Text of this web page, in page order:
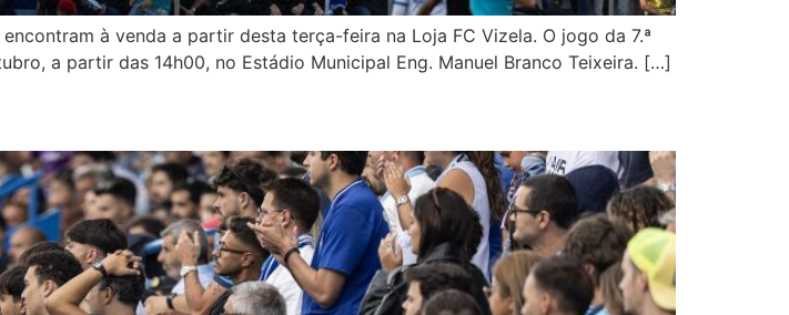
à venda a partir desta terça-feira na Loja FC Vizela. O jogo da 7.ª
a partir das 14h00, no Estádio Municipal Eng. Manuel Branco Teixeira. […]